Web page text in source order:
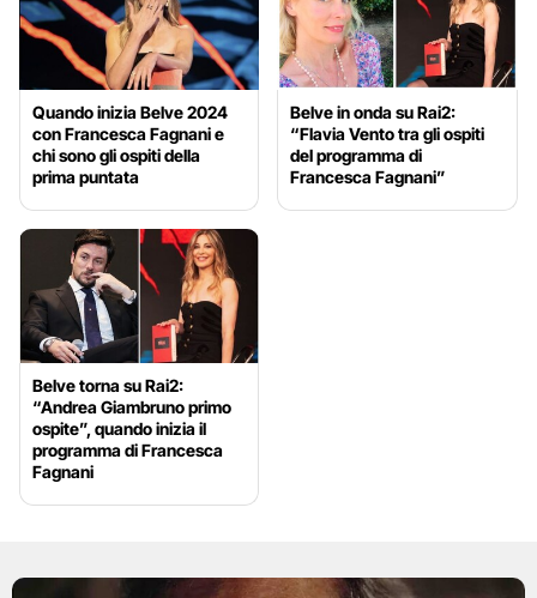
Quando inizia Belve 2024
con Francesca Fagnani e
chi sono gli ospiti della
prima puntata
Belve in onda su Rai2:
“Flavia Vento tra gli ospiti
del programma di
Francesca Fagnani”
Belve torna su Rai2:
“Andrea Giambruno primo
ospite”, quando inizia il
programma di Francesca
Fagnani